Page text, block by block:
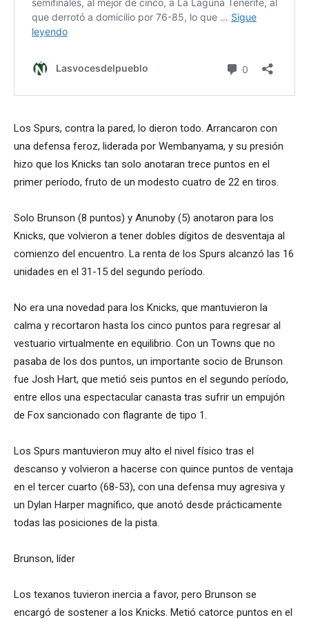
Los Spurs, contra la pared, lo dieron todo. Arrancaron con
una defensa feroz, liderada por Wembanyama, y su presión
hizo que los Knicks tan solo anotaran trece puntos en el
primer período, fruto de un modesto cuatro de 22 en tiros.
Solo Brunson (8 puntos) y Anunoby (5) anotaron para los
Knicks, que volvieron a tener dobles dígitos de desventaja al
comienzo del encuentro. La renta de los Spurs alcanzó las 16
unidades en el 31-15 del segundo período.
No era una novedad para los Knicks, que mantuvieron la
calma y recortaron hasta los cinco puntos para regresar al
vestuario virtualmente en equilibrio. Con un Towns que no
pasaba de los dos puntos, un importante socio de Brunson
fue Josh Hart, que metió seis puntos en el segundo período,
entre ellos una espectacular canasta tras sufrir un empujón
de Fox sancionado con flagrante de tipo 1.
Los Spurs mantuvieron muy alto el nivel físico tras el
descanso y volvieron a hacerse con quince puntos de ventaja
en el tercer cuarto (68-53), con una defensa muy agresiva y
un Dylan Harper magnífico, que anotó desde prácticamente
todas las posiciones de la pista.
Brunson, líder
Los texanos tuvieron inercia a favor, pero Brunson se
encargó de sostener a los Knicks. Metió catorce puntos en el